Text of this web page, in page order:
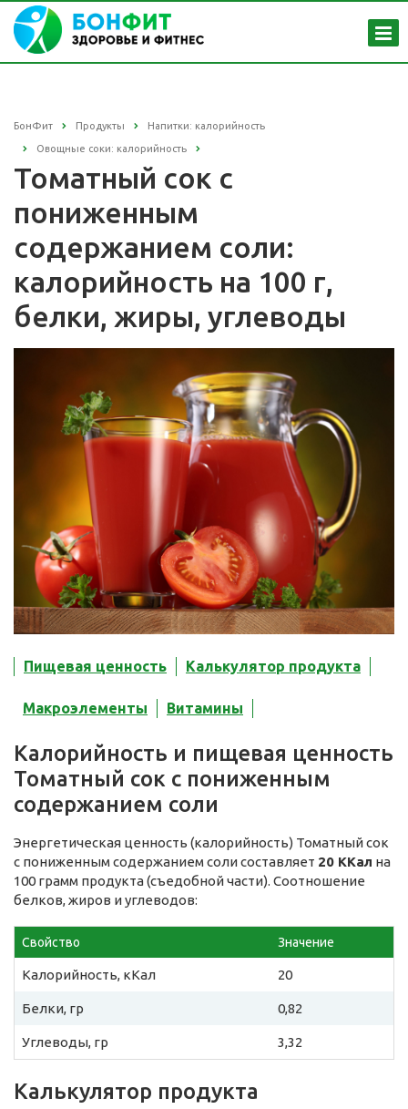
БонФит Продукты Напитки: калорийность
Овощные соки: калорийность
Томатный сок с
пониженным
содержанием соли:
калорийность на 100 г,
белки, жиры, углеводы
Пищевая ценность Калькулятор продукта
Макроэлементы Витамины
Калорийность и пищевая ценность
Томатный сок с пониженным
содержанием соли
Энергетическая ценность (калорийность) Томатный сок
с пониженным содержанием соли составляет 20 ККал на
100 грамм продукта (съедобной части). Соотношение
белков, жиров и углеводов:
Свойство Значение
Калорийность, кКал 20
Белки, гр 0,82
Углеводы, гр 3,32
Калькулятор продукта